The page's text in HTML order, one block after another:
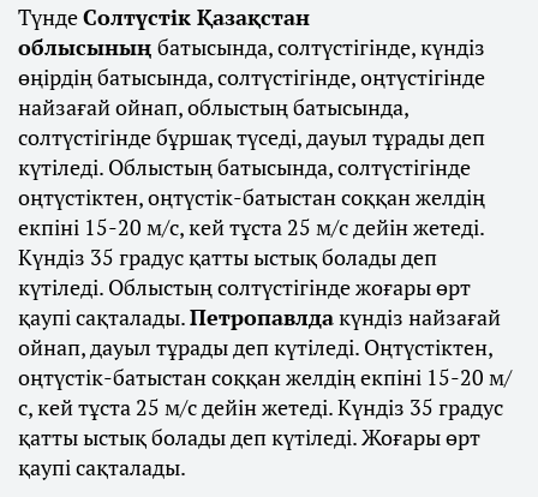
ТүндеСолтүстік Қазақстан
облысының батысында, солтүстігінде, күндіз
өңірдің батысында, солтүстігінде, оңтүстігінде
найзағай ойнап, облыстың батысында,
солтүстігінде бұршақ түседі, дауыл тұрады деп
күтіледі. Облыстың батысында, солтүстігінде
оңтүстіктен, оңтүстік-батыстан соққан желдің
екпіні 15-20 м/с, кей тұста 25 м/с дейін жетеді.
Күндіз 35 градус қатты ыстық болады деп
күтіледі. Облыстың солтүстігінде жоғары өрт
қаупі сақталады.Петропавлдакүндіз найзағай
ойнап, дауыл тұрады деп күтіледі. Оңтүстіктен,
оңтүстік-батыстан соққан желдің екпіні 15-20 м/
с, кей тұста 25 м/с дейін жетеді. Күндіз 35 градус
қатты ыстық болады деп күтіледі. Жоғары өрт
қаупі сақталады.